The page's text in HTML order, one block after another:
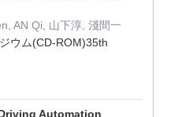
AN Qi, 山下淳, 淺間一
ウム(CD-ROM)35th
Automation